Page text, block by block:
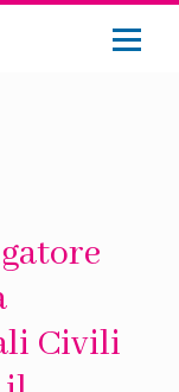
Civili